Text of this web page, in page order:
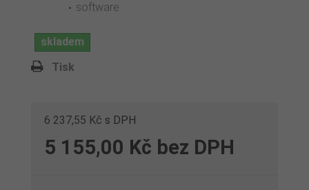
software
skladem
Tisk
6 237,55 Kč s DPH
5 155,00 Kč bez DPH